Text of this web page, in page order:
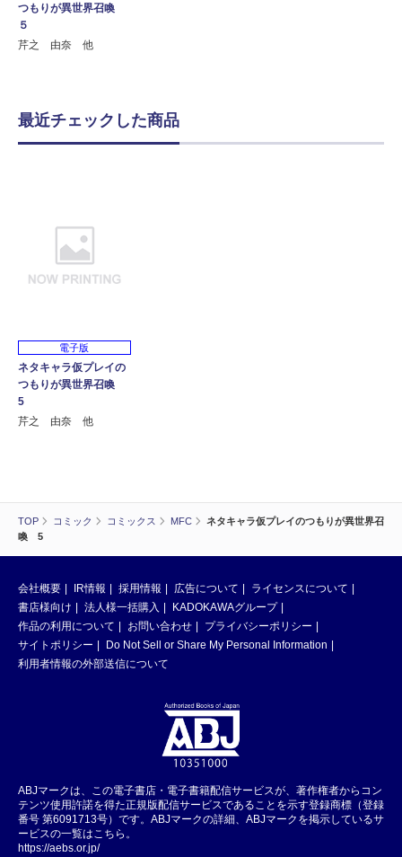
TOP コミック コミックス MFC
ネタキャラ仮プレイのつもりが異世界召
喚 5
つもりが異世界召喚
５
芹之 由奈 他
最近チェックした商品
電子版
ネタキャラ仮プレイの
つもりが異世界召喚
5
芹之 由奈 他
会社概要 IR情報 採用情報 広告について
ライセンスについて
書店様向け
法人様一括購入
KADOKAWAグループ
作品の利用について
お問い合わせ
プライバシーポリシー
サイトポリシー
Do Not Sell or Share My Personal Information
利用者情報の外部送信について
ABJマークは、この電子書店・電子書籍配信サービスが、著作権者からコン
テンツ使用許諾を得た正規版配信サービスであることを示す登録商標（登録
番号 第6091713号）です。ABJマークの詳細、ABJマークを掲示しているサ
ービスの一覧はこちら。
https://aebs.or.jp/